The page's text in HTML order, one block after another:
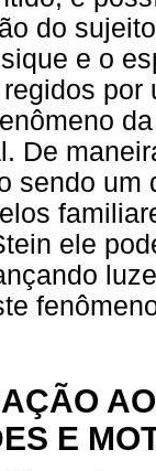
do
e o
De
sendo
ele
E